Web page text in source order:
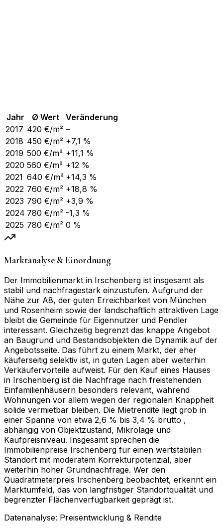
Jahr Ø Wert
Veränderung
2017 420 €/m² –
2018 450 €/m² +7,1 %
2019 500 €/m² +11,1 %
2020 560 €/m² +12 %
2021 640 €/m² +14,3 %
2022 760 €/m² +18,8 %
2023 790 €/m² +3,9 %
2024 780 €/m² -1,3 %
2025 780 €/m² 0 %
Marktanalyse & Einordnung
Der Immobilienmarkt in Irschenberg ist insgesamt als
stabil und nachfragestark einzustufen. Aufgrund der
Nähe zur A8, der guten Erreichbarkeit von München
und Rosenheim sowie der landschaftlich attraktiven Lage
bleibt die Gemeinde für Eigennutzer und Pendler
interessant. Gleichzeitig begrenzt das knappe Angebot
an Baugrund und Bestandsobjekten die Dynamik auf der
Angebotsseite. Das führt zu einem Markt, der eher
käuferseitig selektiv ist, in guten Lagen aber weiterhin
Verkäufervorteile aufweist. Für den Kauf eines Hauses
in Irschenberg ist die Nachfrage nach freistehenden
Einfamilienhäusern besonders relevant, während
Wohnungen vor allem wegen der regionalen Knappheit
solide vermietbar bleiben. Die Mietrendite liegt grob in
einer Spanne von etwa 2,6 % bis 3,4 % brutto ,
abhängig von Objektzustand, Mikrolage und
Kaufpreisniveau. Insgesamt sprechen die
Immobilienpreise Irschenberg für einen wertstabilen
Standort mit moderatem Korrekturpotenzial, aber
weiterhin hoher Grundnachfrage. Wer den
Quadratmeterpreis Irschenberg beobachtet, erkennt ein
Marktumfeld, das von langfristiger Standortqualität und
begrenzter Flächenverfügbarkeit geprägt ist.
Datenanalyse: Preisentwicklung & Rendite